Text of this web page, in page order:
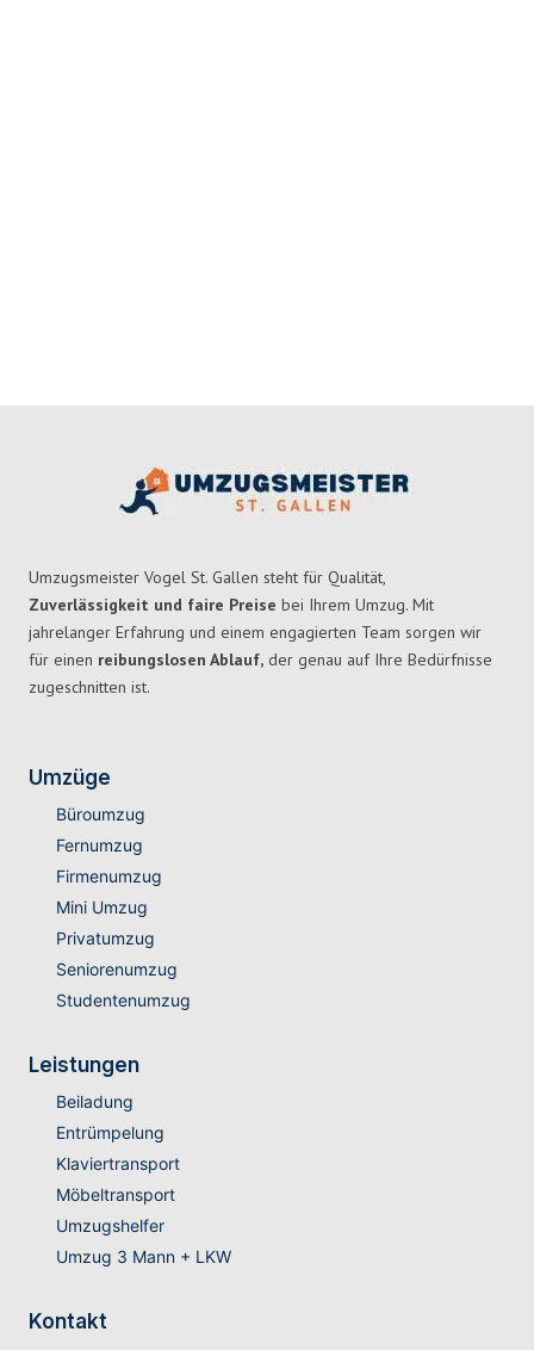
Umzugsmeister Vogel St. Gallen steht für Qualität,
Zuverlässigkeit und faire Preise bei Ihrem Umzug. Mit
jahrelanger Erfahrung und einem engagierten Team sorgen wir
für einen reibungslosen Ablauf, der genau auf Ihre Bedürfnisse
zugeschnitten ist.
Umzüge
Büroumzug
Fernumzug
Firmenumzug
Mini Umzug
Privatumzug
Seniorenumzug
Studentenumzug
Leistungen
Beiladung
Entrümpelung
Klaviertransport
Möbeltransport
Umzugshelfer
Umzug 3 Mann + LKW
Kontakt